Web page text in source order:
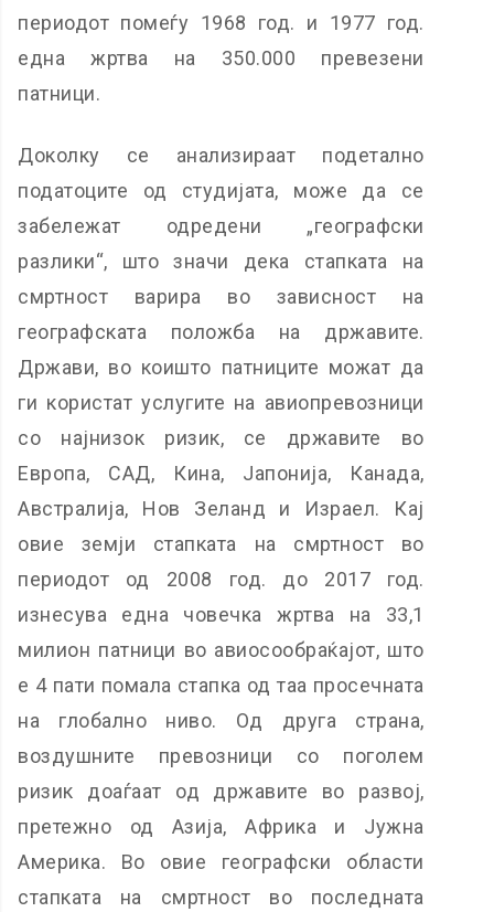
периодот помеѓу 1968 год. и 1977 год.
една жртва на 350.000 превезени
патници.
Доколку се анализираат подетално
податоците од студијата, може да се
забележат одредени „географски
разлики“, што значи дека стапката на
смртност варира во зависност на
географската положба на државите.
Држави, во коишто патниците можат да
ги користат услугите на авиопревозници
со најнизок ризик, се државите во
Европа, САД, Кина, Јапонија, Канада,
Австралија, Нов Зеланд и Израел. Кај
овие земји стапката на смртност во
периодот од 2008 год. до 2017 год.
изнесува една човечка жртва на 33,1
милион патници во авиосообраќајот, што
е 4 пати помала стапка од таа просечната
на глобално ниво. Од друга страна,
воздушните превозници со поголем
ризик доаѓаат од државите во развој,
претежно од Азија, Африка и Јужна
Америка. Во овие географски области
стапката на смртност во последната